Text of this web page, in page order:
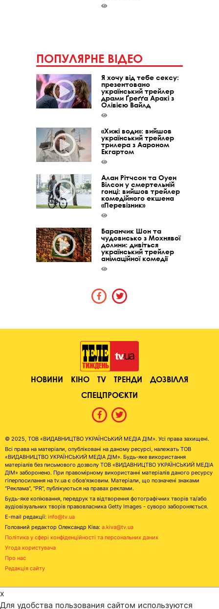
ПОПУЛЯРНЕ ВІДЕО
Я хочу від тебе сексу:
презентовано
український трейлер
драми Ґреґґа Аракі з
Олівією Вайлд
«Хижі води»: вийшов
український трейлер
трилера з Аароном
Екгартом
Алан Рітчсон та Оуен
Вілсон у смертельній
гонці: вийшов трейлер
комедійного екшена
«Перевізник»
Баранчик Шон та
чудовисько з Мохнявої
долини: дивіться
український трейлер
анімаційної комедії
НОВИНИ КІНО TV ТРЕНДИ
ДОЗВІЛЛЯ
СПЕЦПРОЄКТИ
© 2025, ТОВ «ВИДАВНИЦТВО УКРАЇНСЬКИЙ МЕДІА ДІМ». Усі права захищені.
Всі права на матеріали, опубліковані на даному ресурсі, належать ТОВ
«ВИДАВНИЦТВО УКРАЇНСЬКИЙ МЕДІА ДІМ». Будь-яке використання
матеріалів без письмового дозволу ТОВ «ВИДАВНИЦТВО УКРАЇНСЬКИЙ МЕДІА
ДІМ» заборонено. При правомірному використанні матеріалів даного ресурсу
гіперпосилання на tv.ua є обов'язковим. Матеріали, що позначені знаками
"Реклама", "PR", публікуються на правах реклами.
Будь-яке копіювання, передрук та відтворення фотографічних творів та/або
аудіовізуальних творів правовласника Getty Images - суворо забороняється.
E-mail редакції: info@tv.ua
Головний редактор Олександр Ківа: a.kiva@tv.ua
Політика у сфері конфіденційності та персональних даних
Угода користувача
Про нас
Редакція сайту
x
Для удобства пользования сайтом используются